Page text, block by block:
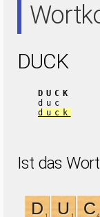
DUCK
DUCK
duc
duck
Ist das